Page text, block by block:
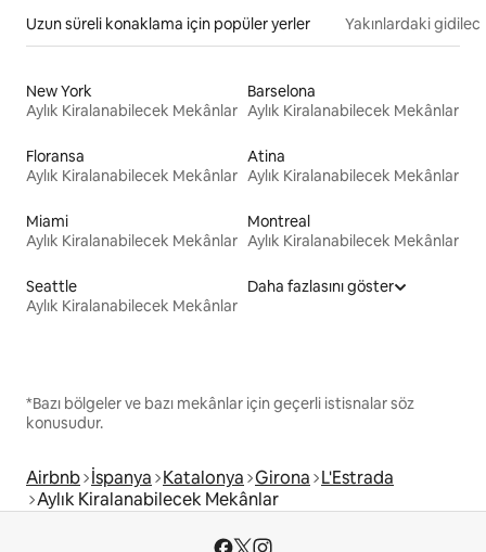
Uzun süreli konaklama için popüler yerler Yakınlardaki
New York
Aylık Kiralanabilecek Mekânlar
Barselona
Aylık Kiralanabilecek Mekânlar
Floransa
Aylık Kiralanabilecek Mekânlar
Atina
Aylık Kiralanabilecek Mekânlar
Miami
Aylık Kiralanabilecek Mekânlar
Montreal
Aylık Kiralanabilecek Mekânlar
Seattle
Aylık Kiralanabilecek Mekânlar
Daha fazlasını göster
*Bazı bölgeler ve bazı mekânlar için geçerli istisnalar söz
konusudur.
Airbnb İspanya Katalonya Girona L'Estrada
Aylık Kiralanabilecek Mekânlar